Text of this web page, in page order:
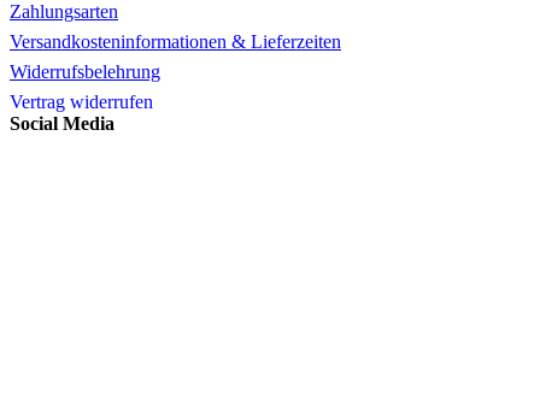
Zahlungsarten
Versandkosteninformationen & Lieferzeiten
Widerrufsbelehrung
Vertrag widerrufen
Social Media